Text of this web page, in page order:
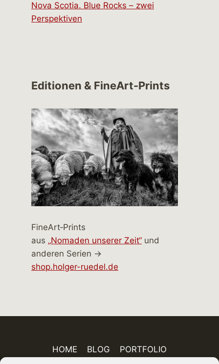
Nova Scotia. Blue Rocks – zwei
Perspektiven
Editionen & FineArt-Prints
FineArt‑Prints
aus „Nomaden unserer Zeit“ und
anderen Serien →
shop.holger-ruedel.de
HOME BLOG
PORTFOLIO